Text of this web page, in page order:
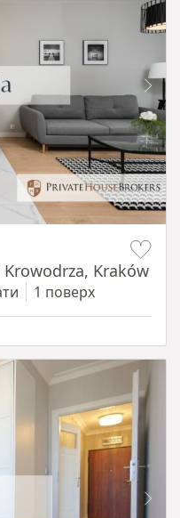
Kraków
1 поверх